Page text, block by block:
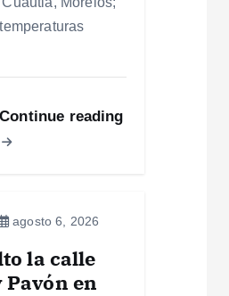
Continue reading
agosto 6, 2026
la calle
en